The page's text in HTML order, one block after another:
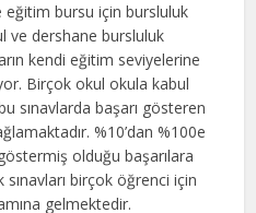
eğitim bursu için bursluluk
ve dershane bursluluk
kendi eğitim seviyelerine
Birçok okul okula kabul
sınavlarda başarı gösteren
%10’dan %100e
olduğu başarılara
birçok öğrenci için
gelmektedir.